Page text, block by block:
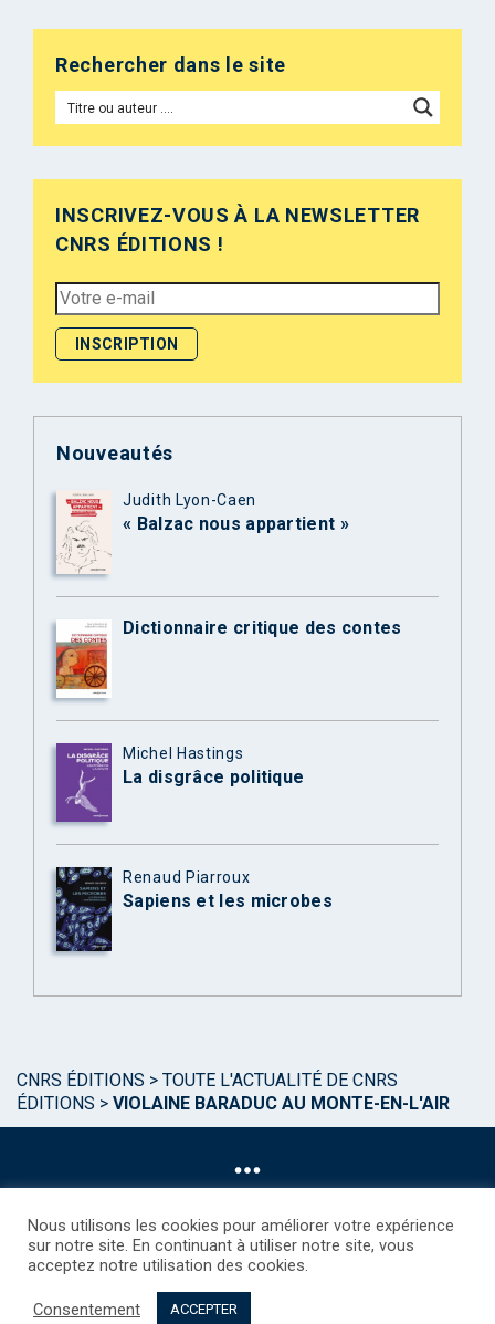
Rechercher dans le site
INSCRIVEZ-VOUS À LA NEWSLETTER
CNRS ÉDITIONS !
Nouveautés
Judith Lyon-Caen
« Balzac nous appartient »
Dictionnaire critique des contes
Michel Hastings
La disgrâce politique
Renaud Piarroux
Sapiens et les microbes
CNRS ÉDITIONS > TOUTE L'ACTUALITÉ DE CNRS
ÉDITIONS > VIOLAINE BARADUC AU MONTE-EN-L'AIR
©CNRS EDITIONS 2025
Droits étrangers / Foreign rights
Nous utilisons les cookies pour améliorer votre expérience
sur notre site. En continuant à utiliser notre site, vous
acceptez notre utilisation des cookies.
Consentement ACCEPTER